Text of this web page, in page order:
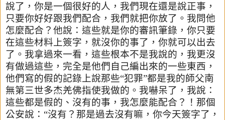
說了，你是一個很好的人，我們現在還是說正事，
只要你好好跟我們配合，我們就把你放了。我問他
怎麼配合？他說：這些就是你的審訊筆錄，你只要
在這些材料上簽字，就沒你的事了，你就可以出去
了。我拿過來一看，這些根本不是我說的，我更沒
有做過這些，完全是他們自己編出來的一些東西，
他們寫的假的記錄上說那些“犯罪”都是我的師父南
無第三世多杰羌佛指使我做的。我嚇呆了，我說：
這些都是假的、沒有的事， 我怎麼能配合？！那個
公安說：“沒有？那是過去沒有嘛， 你今天簽字了，